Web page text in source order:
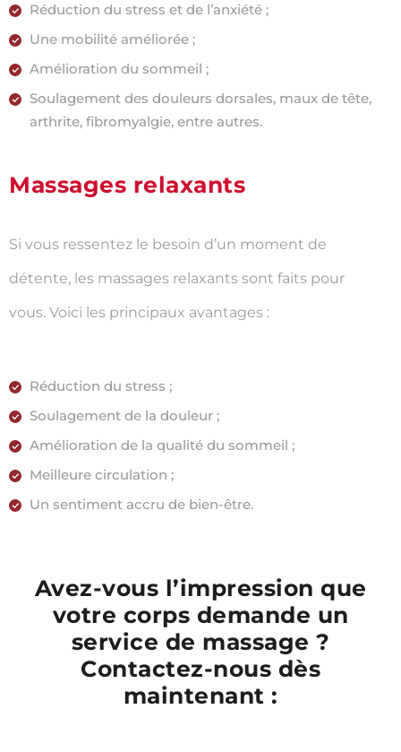
Réduction du stress et de l’anxiété ;
Une mobilité améliorée ;
Amélioration du sommeil ;
Soulagement des douleurs dorsales, maux de tête,
arthrite, fibromyalgie, entre autres.
Massages relaxants
Si vous ressentez le besoin d’un moment de
détente, les massages relaxants sont faits pour
vous. Voici les principaux avantages :
Réduction du stress ;
Soulagement de la douleur ;
Amélioration de la qualité du sommeil ;
Meilleure circulation ;
Un sentiment accru de bien-être.
Avez-vous l’impression que
votre corps demande un
service de massage ?
Contactez-nous dès
maintenant :